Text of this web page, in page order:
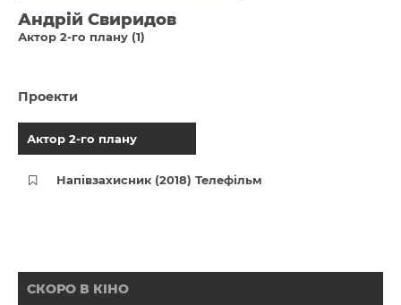
Андрій Свиридов
Актор 2-го плану (1)
Проекти
Актор 2-го плану
Напівзахисник (2018) Телефільм
СКОРО В КІНО